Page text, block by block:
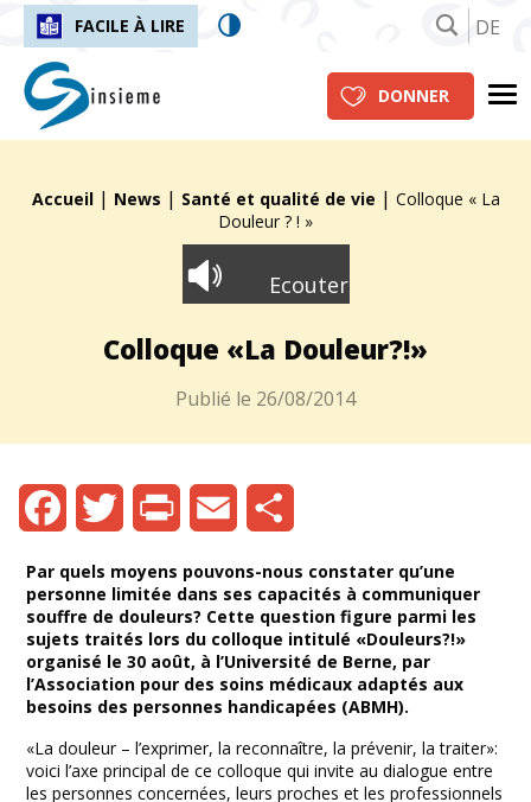
FACILE À LIRE DE
insieme.ch
DONNER
Fil d'Ariane :
Accueil | News | Santé et qualité de vie | Colloque « La
Douleur ? ! »
Ecouter
Colloque «La Douleur?!»
Publié le 26/08/2014
Par quels moyens pouvons-nous constater qu’une
personne limitée dans ses capacités à communiquer
souffre de douleurs? Cette question figure parmi les
sujets traités lors du colloque intitulé «Douleurs?!»
organisé le 30 août, à l’Université de Berne, par
l’Association pour des soins médicaux adaptés aux
besoins des personnes handicapées (ABMH).
«La douleur – l’exprimer, la reconnaître, la prévenir, la traiter»:
voici l’axe principal de ce colloque qui invite au dialogue entre
les personnes concernées, leurs proches et les professionnels